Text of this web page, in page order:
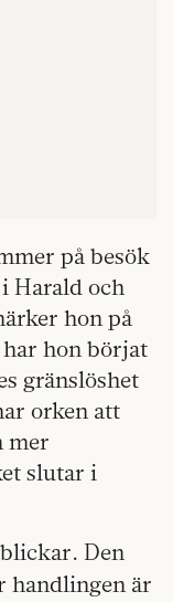
på besök
Harald och
hon på
hon börjat
gränslöshet
orken att
mer
slutar i
Den
handlingen är